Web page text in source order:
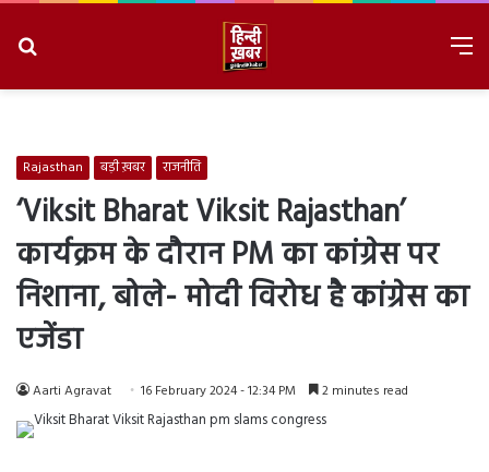
Rajasthan बड़ी ख़बर राजनीति
‘Viksit Bharat Viksit Rajasthan’
कार्यक्रम के दौरान PM का कांग्रेस पर
निशाना, बोले- मोदी विरोध है कांग्रेस का
एजेंडा
Aarti Agravat 16 February 2024 - 12:34 PM 2 minutes read